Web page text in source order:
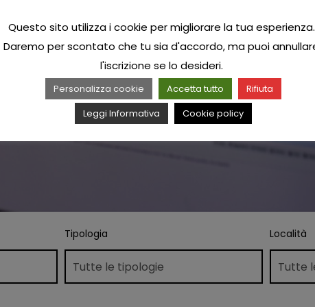
Tipologia Località
Questo sito utilizza i cookie per migliorare la tua esperienza.
Daremo per scontato che tu sia d'accordo, ma puoi
l'iscrizione se lo desideri.
Personalizza cookie Accetta tutto
Rifiuta
Leggi Informativa
Cookie policy